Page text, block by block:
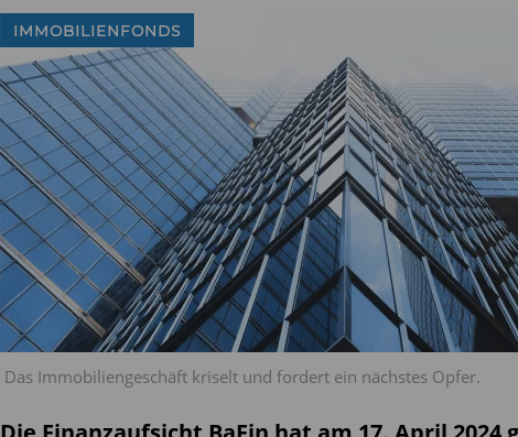
Das Immobiliengeschäft kriselt und fordert ein nächstes Opfer.
IMMOBILIENFONDS